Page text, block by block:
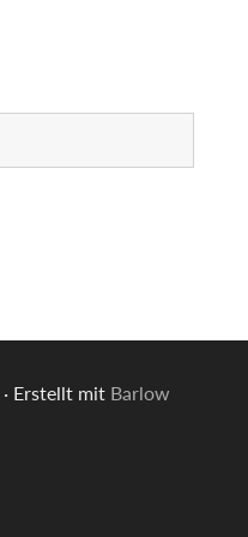
· Erstellt mit Barlow